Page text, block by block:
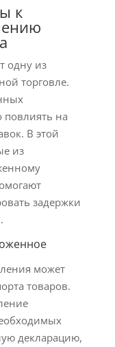
к
одну из
торговле.
повлиять на
В этой
из
задержки
может
товаров.
декларацию,